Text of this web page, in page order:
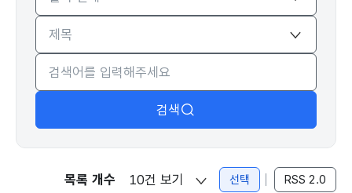
검색
목록 개수 선택 RSS 2.0